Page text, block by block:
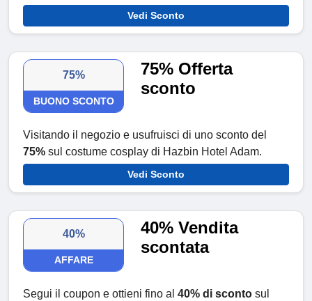
Vedi Sconto
75%
BUONO SCONTO
75% Offerta
sconto
Visitando il negozio e usufruisci di uno sconto del
75% sul costume cosplay di Hazbin Hotel Adam.
Vedi Sconto
40%
AFFARE
40% Vendita
scontata
Segui il coupon e ottieni fino al 40% di sconto sul